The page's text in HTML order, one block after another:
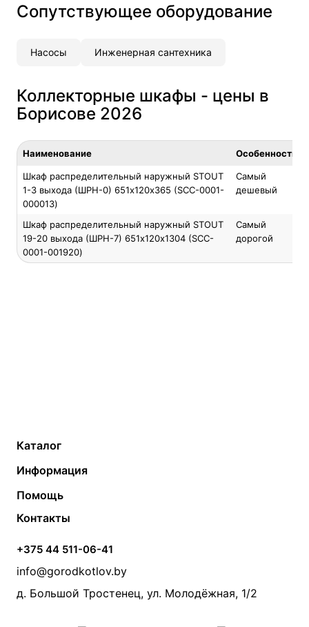
Сопутствующее оборудование
Насосы Инженерная сантехника
Коллекторные шкафы - цены в
Борисове 2026
Наименование Особенность
Шкаф распределительный наружный STOUT
1-3 выхода (ШРН-0) 651х120х365 (SCC-0001-
000013)
Самый
дешевый
Шкаф распределительный наружный STOUT
19-20 выхода (ШРН-7) 651х120х1304 (SCC-
0001-001920)
Самый
дорогой
Каталог
Твердотопливные котлы
Электрические котлы
Банные печи
Камины и печи
Теплый пол
Радиаторы
Насосы
Дымоходы
Информация
Контакты
Статьи
Акции
Производители
Помощь
Монтаж систем отопления
Прайс по монтажу систем отопления
Проект систем отопления
Контакты
+375 44 511-06-41
info@gorodkotlov.by
д. Большой Тростенец, ул. Молодёжная, 1/2